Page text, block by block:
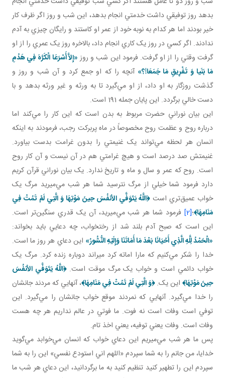
بدهد روز توفيقي داشت خدمتي انجام بدهد، اين شب و روز اگر ظرف کار
خير بودند اما هر کدام به نوبه خود از عمر او کاستند و رايگان چيزي به آدم
ندادند. اگر کسي در روز يک کاري انجام داد، بالاخره روز يک عمري را از او
گرفت وقتي را از او گرفت. فرمود اين شب و روز«إِلاَّ أَسْرَعَا الْکَرَّهَ فِي هَدْمِ
مَا بَنَيا وَ تَفْرِيقِ مَا جَمَعَا!؟» آنچه را که او جمع کرد و آن شب و روز و
گذشت روزگار به او داد، از او مي‌گيرد تا به ورثه و غير ورثه بدهد و با
دست خالي برگردد. اين پايان جمله 191 است.
اين بيان نوراني حضرت مربوط به بدن است که اين کار را مي‌کند اما
درباره روح و عظمت روح مخصوصاً در ماه پربرکت رجب، فرمودند به اينکه
انسان هر لحظه مي‌تواند يک غنيمتي را بدون غرامت بدست بياورد.
غنيمتش صد درصد است و هيچ غرامتي هم در آن نيست و آن کار روح
است. روح که عمر و سال و ماه و تاريخ ندارد. يک بيان نوراني قرآن کريم
دارد فرمود شما خيلي از مرگ نترسيد شما هر شب مي‌ميريد مرگ يک
خواب عميق‌تري است﴿اللَّهُ يَتَوَفَّي الأنفُسَ حِينَ مَوْتِهَا وَ الَّتِي لَمْ تَمُتْ فِي
مَنَامِهَا﴾؛[2]
فرمود شما هر شب مي‌ميريد، آن يک قدري سنگين‌تر است.
اين است که صبح آدم بلند شد از رختخواب، چه دعايي بايد بخواند:
«الْحَمْدُ لِلَّهِ الَّذِي أَحْيَانَا بَعْدَ مَا أَمَاتَنَا وَإِلَيْهِ النُّشُورُ» اين دعاي هر روز ما است.
خدا را شکر مي‌کنيم که مارا اماته کرد ميراند دوباره زنده کرد. مرگ يک
خواب دائمي است و خواب يک مرگ موقت است.﴿اللَّهُ يَتَوَفَّي الأنفُسَ
حِينَ مَوْتِهَا﴾ اين يک.﴿وَ الَّتِي لَمْ تَمُتْ فِي مَنَامِهَا﴾، آنهايي که مردند جانشان
را خدا مي‌گيرد. آنهايي که نمردند موقع خواب جانشان را مي‌گيرد. اين
توفي است وفات است نه فوت. ما فوتي در عالم نداريم هر چه هست
وفات است. وفات يعني توفيه، يعني اخذ تام.
پس ما هر شب مي‌ميريم اين دعاي خواب که انسان مي‌خوابد مي‌گويد
خدايا، من جانم را به شما سپردم «اللهم اني استودع نفسي» اين را به شما
سپردم اين را تطهير کنيد تنظيم کنيد به ما برگردانيد، اين دعاي هر شب ما